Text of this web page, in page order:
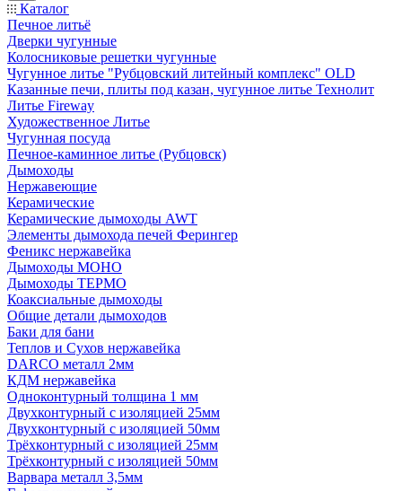
Каталог
Печное литьё
Дверки чугунные
Колосниковые решетки чугунные
Чугунное литье "Рубцовский литейный комплекс" OLD
Казанные печи, плиты под казан, чугунное литье Технолит
Литье Fireway
Художественное Литье
Чугунная посуда
Печное-каминное литье (Рубцовск)
Дымоходы
Нержавеющие
Керамические
Керамические дымоходы AWT
Элементы дымохода печей Ферингер
Феникс нержавейка
Дымоходы МОНО
Дымоходы ТЕРМО
Коаксиальные дымоходы
Общие детали дымоходов
Баки для бани
Теплов и Сухов нержавейка
DARCO металл 2мм
КДМ нержавейка
Одноконтурный толщина 1 мм
Двухконтурный с изоляцией 25мм
Двухконтурный с изоляцией 50мм
Трёхконтурный с изоляцией 25мм
Трёхконтурный с изоляцией 50мм
Варвара металл 3,5мм